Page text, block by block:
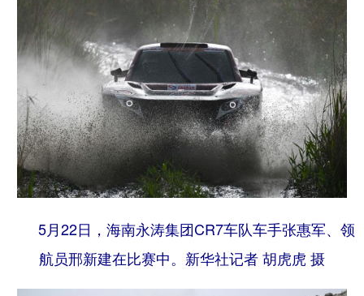
5月22日，海南永涛集团CR7车队车手张惠军、领
航员邢新建在比赛中。 新华社记者 胡虎虎 摄